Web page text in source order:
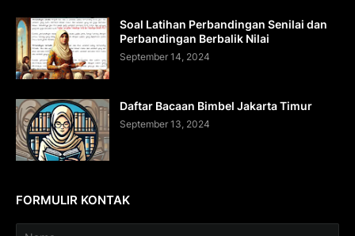
Soal Latihan Perbandingan Senilai dan
Perbandingan Berbalik Nilai
September 14, 2024
Daftar Bacaan Bimbel Jakarta Timur
September 13, 2024
FORMULIR KONTAK